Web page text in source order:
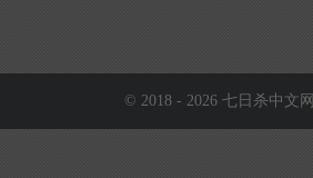
© 2018 - 2026 七日杀中文网